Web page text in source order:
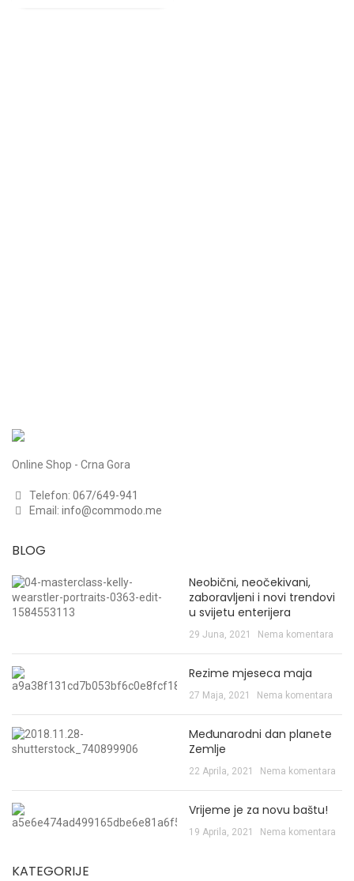
Online Shop - Crna Gora
Telefon: 067/649-941
Email: info@commodo.me
BLOG
Neobični, neočekivani,
zaboravljeni i novi trendovi
u svijetu enterijera
29 Juna, 2021 Nema komentara
Rezime mjeseca maja
27 Maja, 2021 Nema komentara
Međunarodni dan planete
Zemlje
22 Aprila, 2021 Nema komentara
Vrijeme je za novu baštu!
19 Aprila, 2021 Nema komentara
KATEGORIJE